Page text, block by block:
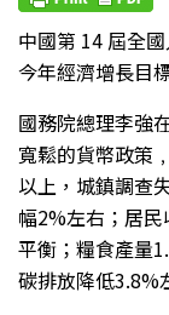
中國第 14 屆全
今年經濟增長目
國務院總理李強
寬鬆的貨幣政策
以上，城鎮調查
幅2%左右；居
平衡；糧食產量
碳排放降低3.8%